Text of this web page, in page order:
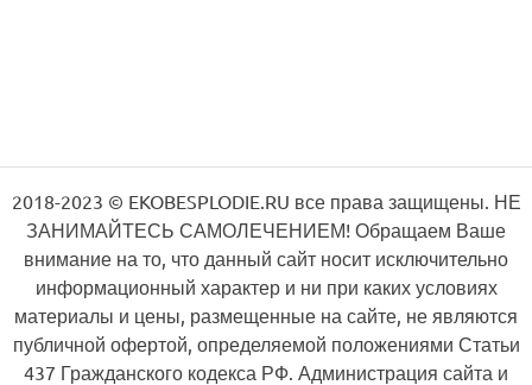
2018-2023 © EKOBESPLODIE.RU все права защищены. НЕ
ЗАНИМАЙТЕСЬ САМОЛЕЧЕНИЕМ! Обращаем Ваше
внимание на то, что данный сайт носит исключительно
информационный характер и ни при каких условиях
материалы и цены, размещенные на сайте, не являются
публичной офертой, определяемой положениями Статьи
437 Гражданского кодекса РФ. Администрация сайта и